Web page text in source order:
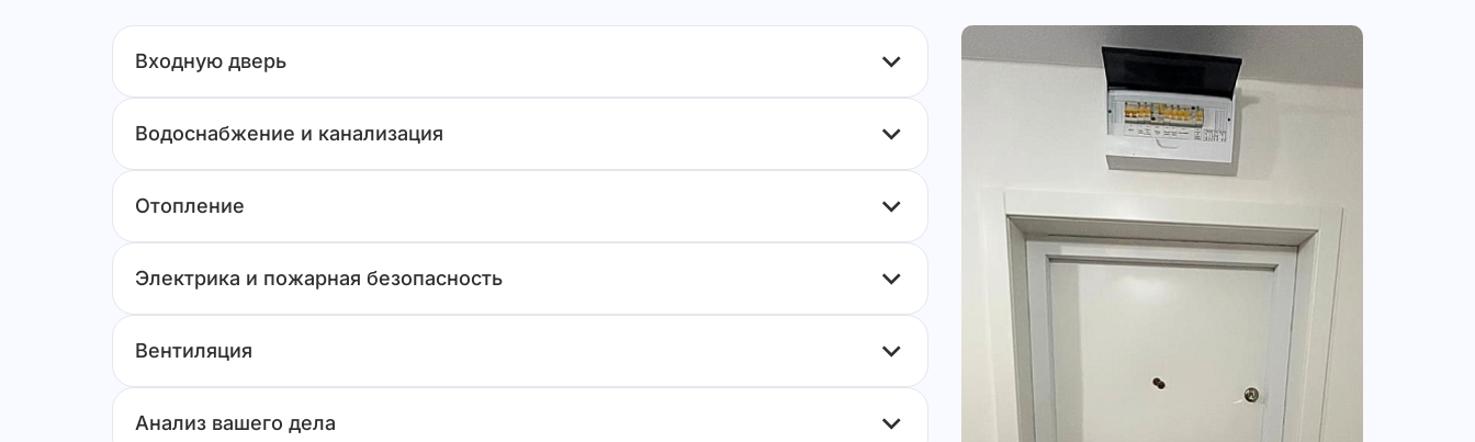
Входную дверь
Водоснабжение и канализация
Отопление
Электрика и пожарная безопасность
Вентиляция
Анализ вашего дела